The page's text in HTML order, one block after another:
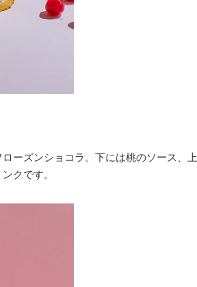
ーズンショコラ。下には桃のソース、上
クです。